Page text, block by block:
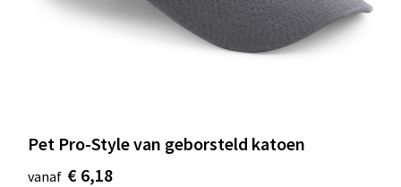
Pet Pro-Style van geborsteld katoen
vanaf € 6,18